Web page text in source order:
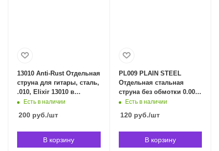
13010 Anti-Rust Отдельная
струна для гитары, сталь,
.010, Elixir 13010 в
Владивостоке
Есть в наличии
200 руб./шт
В корзину
PL009 PLAIN STEEL
Отдельная стальная
струна без обмотки 0.009"
D`Addario PL009 в
Есть в наличии
120руб./шт
В корзину